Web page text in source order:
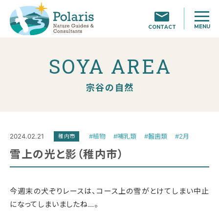
CONTACT MENU
SOYA AREA
宗谷の自然
2024.02.21 稚内市 #植物 #哺乳類 #齧歯類 #2月
雪上の光と影（稚内市）
今週末の犬ぞりレースは、コース上の雪がとけてしまい中止
になってしまいましたね…。